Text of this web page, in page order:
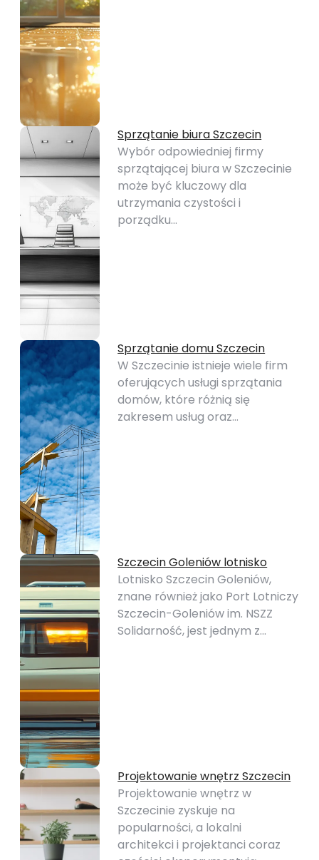
Sprzątanie biura Szczecin
Wybór odpowiedniej firmy
sprzątającej biura w Szczecinie
może być kluczowy dla
utrzymania czystości i
porządku…
Sprzątanie domu Szczecin
W Szczecinie istnieje wiele firm
oferujących usługi sprzątania
domów, które różnią się
zakresem usług oraz…
Szczecin Goleniów lotnisko
Lotnisko Szczecin Goleniów,
znane również jako Port Lotniczy
Szczecin-Goleniów im. NSZZ
Solidarność, jest jednym z…
Projektowanie wnętrz Szczecin
Projektowanie wnętrz w
Szczecinie zyskuje na
popularności, a lokalni
architekci i projektanci coraz